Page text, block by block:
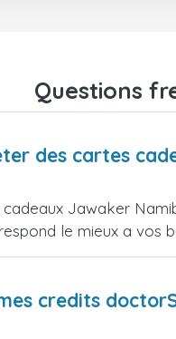
Questions
des cartes
Jawaker
le mieux a vos
credits